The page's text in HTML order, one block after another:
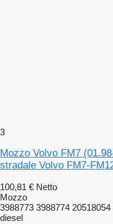
3
Mozzo Volvo FM7
stradale Volvo FM7-
100,81 € Netto
Mozzo
3988773 3988774
diesel